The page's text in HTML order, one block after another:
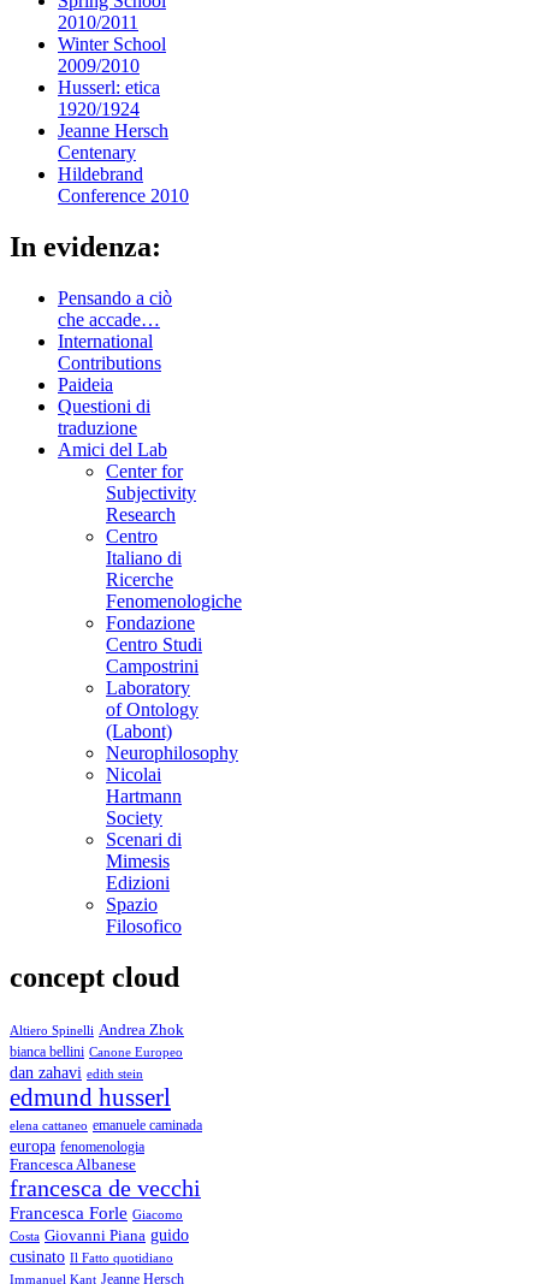
2010/2011
Winter School
2009/2010
Husserl: etica
1920/1924
Jeanne Hersch
Centenary
Hildebrand
Conference 2010
In evidenza:
Pensando a ciò
che accade…
International
Contributions
Paideia
Questioni di
traduzione
Amici del Lab
Center for
Subjectivity
Research
Centro
Italiano di
Ricerche
Fenomenologiche
Fondazione
Centro Studi
Campostrini
Laboratory
of Ontology
(Labont)
Neurophilosophy
Nicolai
Hartmann
Society
Scenari di
Mimesis
Edizioni
Spazio
Filosofico
concept cloud
Altiero Spinelli Andrea Zhok
bianca bellini Canone Europeo
dan zahavi edith stein
edmund husserl
elena cattaneo emanuele caminada
europa fenomenologia
Francesca Albanese
francesca de vecchi
Francesca Forle Giacomo
Costa Giovanni Piana guido
cusinato Il Fatto quotidiano
Immanuel Kant Jeanne Hersch